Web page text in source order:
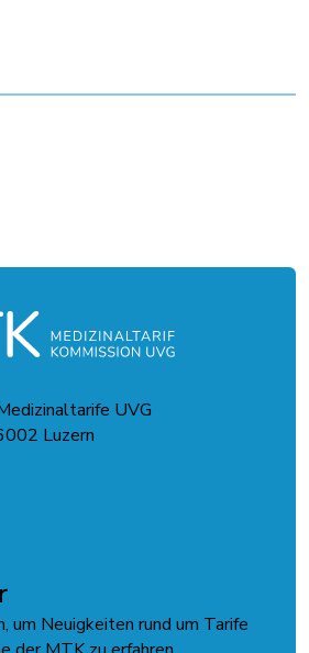
UVG
Luzern
um Neuigkeiten rund um Tarife